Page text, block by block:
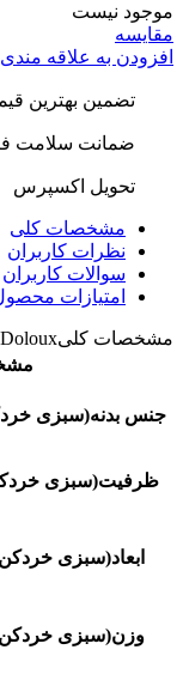
موجود نیست
مقایسه
افزودن به علاقه
تضمین بهترین
ضمانت سلامت
تحویل اکسپرس
مشخصات کلی
نظرات کاربران
سوالات کاربران
امتیازات
مشخصات کلیDoloux
جنس بدنه(سبزی
ظرفیت(سبزی
ابعاد(سبزی
وزن(سبزی